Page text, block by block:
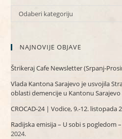
KATEGORIJE
Odaberi kategoriju
NAJNOVIJE OBJAVE
Štrikeraj Cafe Newsletter (Srpanj-
Vlada Kantona Sarajevo je usvojila
oblasti demencije u Kantonu Sarajevo
CROCAD-24 | Vodice, 9.-12. listopada
Radijska emisija – U sobi s pogledom
2024.